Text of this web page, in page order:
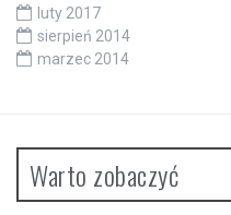
luty 2017
sierpień 2014
marzec 2014
Warto zobaczyć